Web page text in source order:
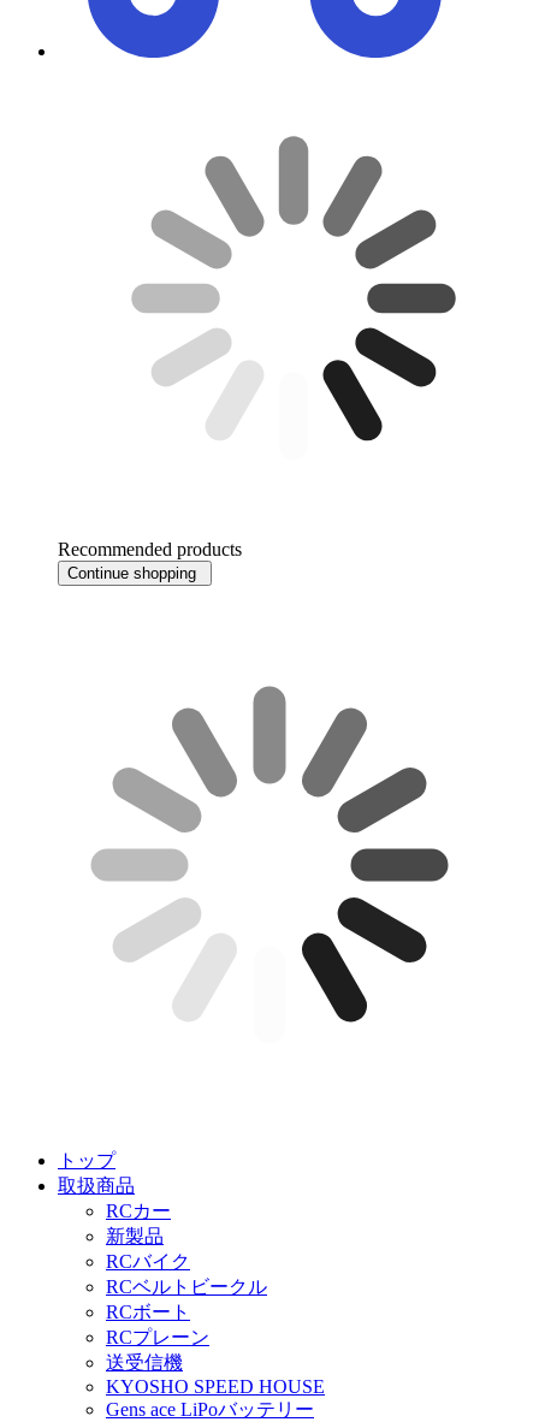
Recommended products
Continue shopping
トップ
取扱商品
RCカー
新製品
RCバイク
RCベルトビークル
RCボート
RCプレーン
送受信機
KYOSHO SPEED HOUSE
Gens ace LiPoバッテリー